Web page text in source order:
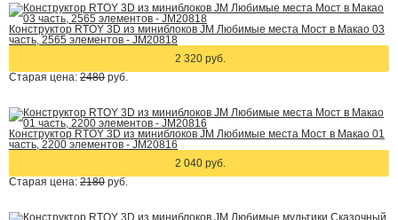
Конструктор RTOY 3D из миниблоков JM Любимые места Мост в Макао 03
часть, 2565 элементов - JM20818
2 320 руб.
Старая цена: 2480 руб.
Конструктор RTOY 3D из миниблоков JM Любимые места Мост в Макао 01
часть, 2200 элементов - JM20816
2 040 руб.
Старая цена: 2180 руб.